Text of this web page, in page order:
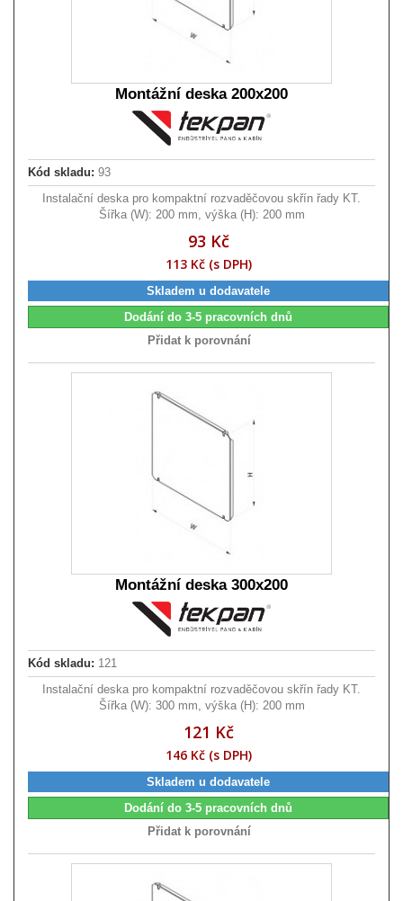
Montážní deska 200x200
Kód skladu: 93
Instalační deska pro kompaktní rozvaděčovou skřín řady KT.
Šířka (W): 200 mm, výška (H): 200 mm
93 Kč
113 Kč (s DPH)
Skladem u dodavatele
Dodání do 3-5 pracovních dnů
Přidat k porovnání
Montážní deska 300x200
Kód skladu: 121
Instalační deska pro kompaktní rozvaděčovou skřín řady KT.
Šířka (W): 300 mm, výška (H): 200 mm
121 Kč
146 Kč (s DPH)
Skladem u dodavatele
Dodání do 3-5 pracovních dnů
Přidat k porovnání